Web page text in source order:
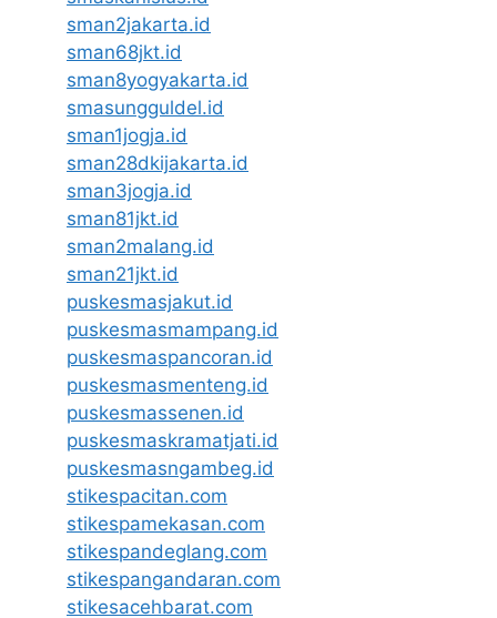
sman2jakarta.id
sman68jkt.id
sman8yogyakarta.id
smasungguldel.id
sman1jogja.id
sman28dkijakarta.id
sman3jogja.id
sman81jkt.id
sman2malang.id
sman21jkt.id
puskesmasjakut.id
puskesmasmampang.id
puskesmaspancoran.id
puskesmasmenteng.id
puskesmassenen.id
puskesmaskramatjati.id
puskesmasngambeg.id
stikespacitan.com
stikespamekasan.com
stikespandeglang.com
stikespangandaran.com
stikesacehbarat.com